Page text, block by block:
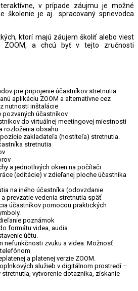
v prípade záujmu je možné
školenie je aj spracovaný sprievodca
ktorí majú záujem školiť alebo viest
ZOOM, a chcú byť v tejto zručnosti
pre pripojenie účastníkov stretnutia
aplikáciu ZOOM a alternatívne cez
nutnosti inštalácie
pozvaných účastníkov
do virtuálnej meetingovej miestnosti
rozloženia obsahu
zakladateľa (hostiteľa) stretnutia.
stretnutia
a jednotlivých okien na počítači
(editácie) v zdieľanej ploche účastníka
na iného účastníka (odovzdanie
prevzatie vedenia stretnutia späť
účastníkov pomocou praktických
poznámok
formátu videa, audia
účtu.
nefunkčnosti zvuku a videa. Možnosť
a platenej verzie ZOOM.
služieb v digitálnom prostredí –
vytvorenie dotazníka, získanie